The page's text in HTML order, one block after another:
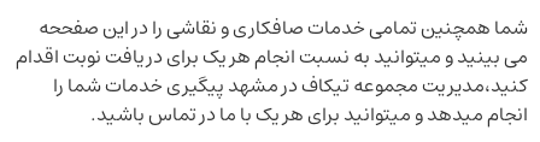
شما همچنین تمامی خدمات صافکاری و نقاشی را در این صفححه
می بینید و میتوانید به نسبت انجام هر یک برای دریافت نوبت اقدام
کنید،مدیریت مجموعه تیکاف در مشهد پیگیری خدمات شما را
انجام میدهد و میتوانید برای هر یک با ما در تماس باشید.